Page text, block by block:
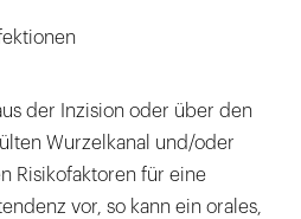
der Inzision oder über den
Wurzelkanal und/oder
Risikofaktoren für eine
vor, so kann ein orales,